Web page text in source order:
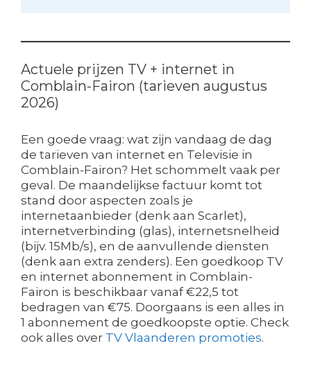
Actuele prijzen TV + internet in
Comblain-Fairon (tarieven augustus
2026)
Een goede vraag: wat zijn vandaag de dag
de tarieven van internet en Televisie in
Comblain-Fairon? Het schommelt vaak per
geval. De maandelijkse factuur komt tot
stand door aspecten zoals je
internetaanbieder (denk aan Scarlet),
internetverbinding (glas), internetsnelheid
(bijv. 15Mb/s), en de aanvullende diensten
(denk aan extra zenders). Een goedkoop TV
en internet abonnement in Comblain-
Fairon is beschikbaar vanaf €22,5 tot
bedragen van €75. Doorgaans is een alles in
1 abonnement de goedkoopste optie. Check
ook alles over TV Vlaanderen promoties.